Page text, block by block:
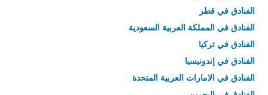
الفنادق في قطر
الفنادق في المملكة العربية السعودية
الفنادق في تركيا
الفنادق في إندونيسيا
الفنادق في الامارات العربية المتحدة